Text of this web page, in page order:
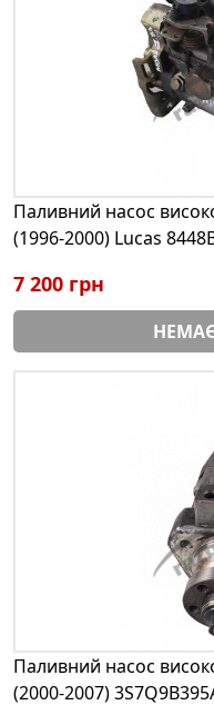
Паливний насос
(1996-2000) Lucas
7 200 грн
Паливний насос
(2000-2007)